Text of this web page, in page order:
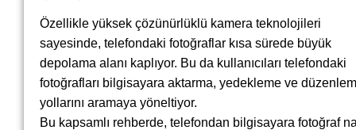
Özellikle yüksek çözünürlüklü kamera teknolojileri
sayesinde, telefondaki fotoğraflar kısa sürede büyük
depolama alanı kaplıyor. Bu da kullanıcıları telefondaki
fotoğrafları bilgisayara aktarma, yedekleme ve
yollarını aramaya yöneltiyor.
Bu kapsamlı rehberde, telefondan bilgisayara fotoğraf